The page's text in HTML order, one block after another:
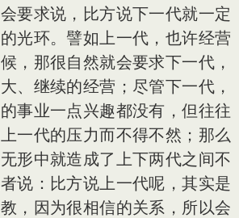
求说，比方说下一代就一定
光环。譬如上一代，也许经营
，那很自然就会要求下一代，
、继续的经营；尽管下一代，
事业一点兴趣都没有，但往往
一代的压力而不得不然；那么
形中就造成了上下两代之间不
说：比方说上一代呢，其实是
，因为很相信的关系，所以会